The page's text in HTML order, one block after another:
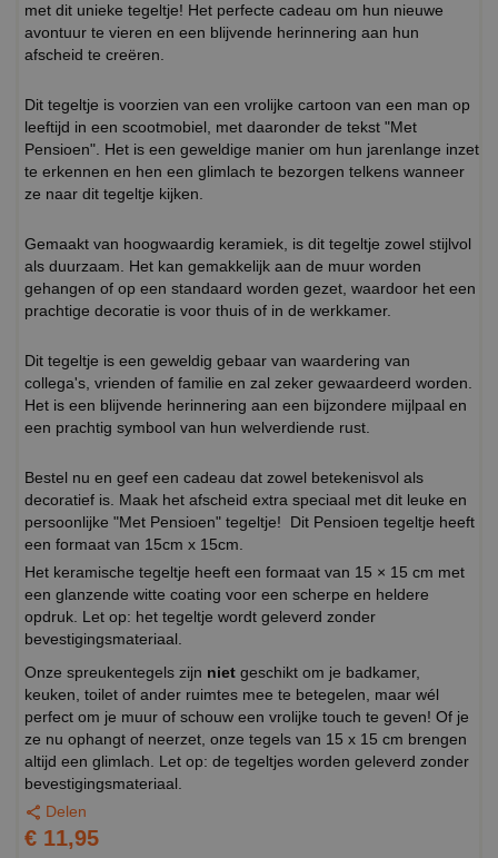
met dit unieke tegeltje! Het perfecte cadeau om hun nieuwe
avontuur te vieren en een blijvende herinnering aan hun
afscheid te creëren.
Dit tegeltje is voorzien van een vrolijke cartoon van een man op
leeftijd in een scootmobiel, met daaronder de tekst "Met
Pensioen". Het is een geweldige manier om hun jarenlange inzet
te erkennen en hen een glimlach te bezorgen telkens wanneer
ze naar dit tegeltje kijken.
Gemaakt van hoogwaardig keramiek, is dit tegeltje zowel stijlvol
als duurzaam. Het kan gemakkelijk aan de muur worden
gehangen of op een standaard worden gezet, waardoor het een
prachtige decoratie is voor thuis of in de werkkamer.
Dit tegeltje is een geweldig gebaar van waardering van
collega's, vrienden of familie en zal zeker gewaardeerd worden.
Het is een blijvende herinnering aan een bijzondere mijlpaal en
een prachtig symbool van hun welverdiende rust.
Bestel nu en geef een cadeau dat zowel betekenisvol als
decoratief is. Maak het afscheid extra speciaal met dit leuke en
persoonlijke "Met Pensioen" tegeltje! Dit Pensioen tegeltje heeft
een formaat van 15cm x 15cm.
Het keramische tegeltje heeft een formaat van 15 × 15 cm met
een glanzende witte coating voor een scherpe en heldere
opdruk. Let op: het tegeltje wordt geleverd zonder
bevestigingsmateriaal.
Onze spreukentegels zijn niet geschikt om je badkamer,
keuken, toilet of ander ruimtes mee te betegelen, maar wél
perfect om je muur of schouw een vrolijke touch te geven! Of je
ze nu ophangt of neerzet, onze tegels van 15 x 15 cm brengen
altijd een glimlach. Let op: de tegeltjes worden geleverd zonder
bevestigingsmateriaal.
Delen
€ 11,95